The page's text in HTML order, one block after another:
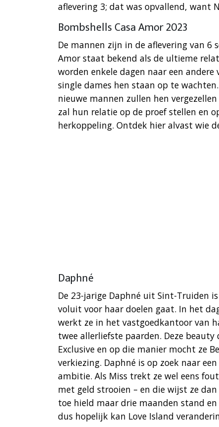
aflevering 3; dat was opvallend, want
Bombshells Casa Amor 2023
De mannen zijn in de aflevering van 6
Amor staat bekend als de ultieme
worden enkele dagen naar een
single dames hen staan op te
nieuwe mannen zullen hen
zal hun relatie op de proef stellen en
herkoppeling. Ontdek hier alvast wie
Daphné
De 23-jarige Daphné uit Sint-Truiden
voluit voor haar doelen gaat. In het
werkt ze in het vastgoedkantoor van
twee allerliefste paarden. Deze
Exclusive en op die manier mocht ze
verkiezing. Daphné is op zoek naar
ambitie. Als Miss trekt ze wel eens
met geld strooien – en die wijst ze
toe hield maar drie maanden stand
dus hopelijk kan Love Island